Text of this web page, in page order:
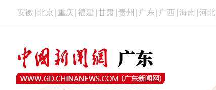
安徽 北京 重庆 福建 甘肃 贵州 广东 广西 海南 河北